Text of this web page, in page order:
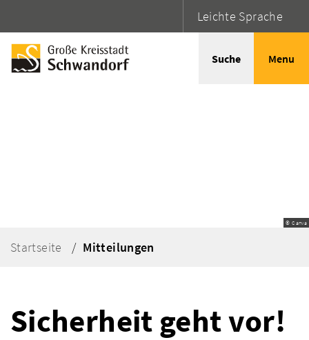
Leichte Sprache
Suche Menu
© Canva
Startseite Mitteilungen
Sicherheit geht vor!